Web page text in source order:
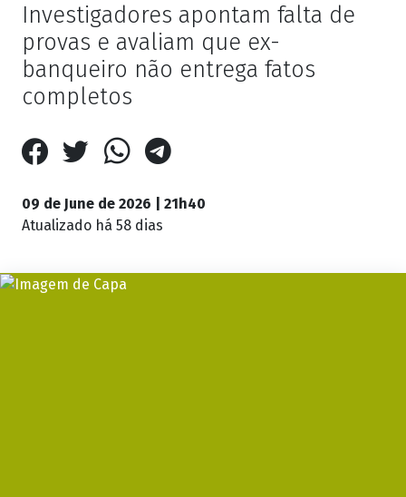
Investigadores apontam falta de
provas e avaliam que ex-
banqueiro não entrega fatos
completos
09 de June de 2026 | 21h40
Atualizado há 58 dias